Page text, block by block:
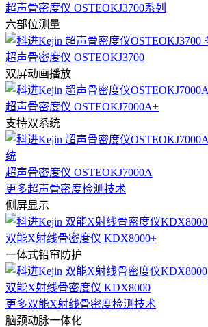
超声骨密度仪 OSTEOKJ3700系列
六部位测量
超声骨密度仪 OSTEOKJ3700
双屏动画播放
超声骨密度仪 OSTEOKJ7000A+
支持双系统
超声骨密度仪 OSTEOKJ7000A
更多超声骨密度检测技术
侧屏显示
双能X射线骨密度仪 KDX8000+
一体式铅帘防护
双能X射线骨密度仪 KDX8000
更多双能X射线骨密度检测技术
脑颈动脉一体化